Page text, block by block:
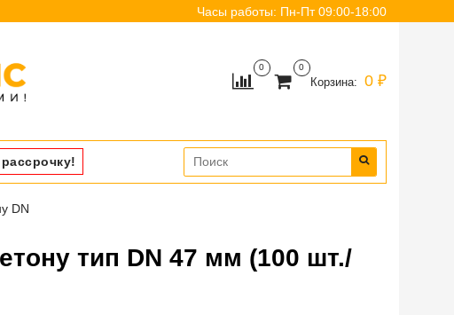
Часы работы: Пн-Пт 09:00-18:00
0 0
Корзина: 0 ₽
DN
тип DN 47 мм (100 шт./